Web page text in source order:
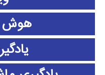
هوش